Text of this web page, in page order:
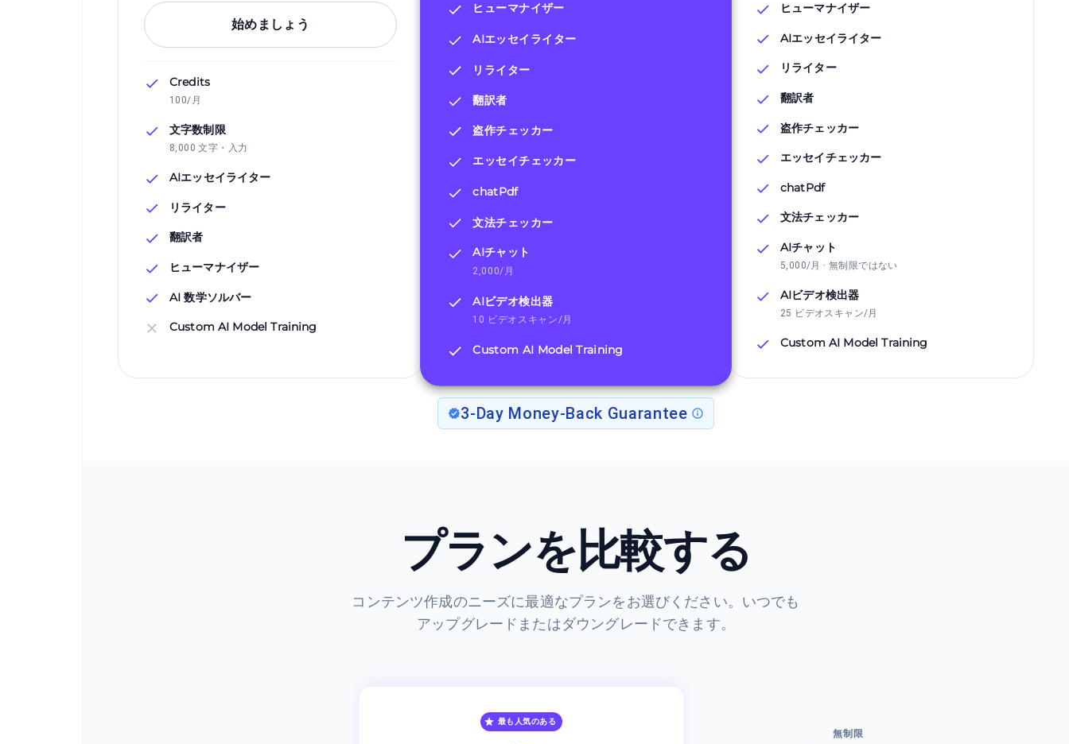
始めましょう
Credits
100/月
文字数制限
8,000 文字・入力
AIエッセイライター
リライター
翻訳者
ヒューマナイザー
AI 数学ソルバー
Custom AI Model Training
ヒューマナイザー
AIエッセイライター
リライター
翻訳者
盗作チェッカー
エッセイチェッカー
chatPdf
文法チェッカー
AIチャット
2,000/月
AIビデオ検出器
10 ビデオスキャン/月
Custom AI Model Training
ヒューマナイザー
AIエッセイライター
リライター
翻訳者
盗作チェッカー
エッセイチェッカー
chatPdf
文法チェッカー
AIチャット
5,000/月 · 無制限ではない
AIビデオ検出器
25 ビデオスキャン/月
Custom AI Model Training
3-Day Money-Back Guarantee
プランを比較する
コンテンツ作成のニーズに最適なプランをお選びください。いつでも
アップグレードまたはダウングレードできます。
最も人気のある
無制限